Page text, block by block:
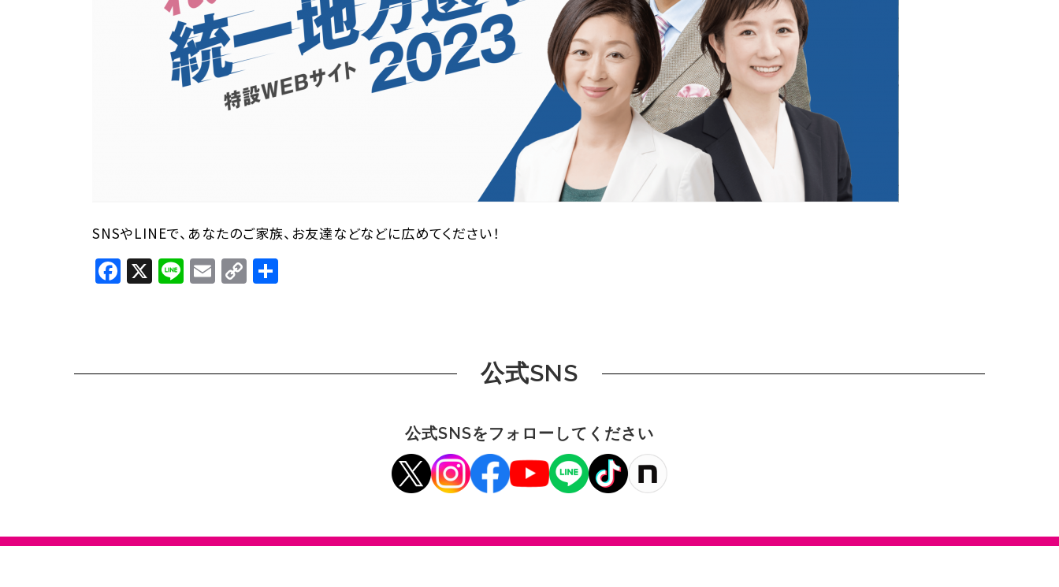
SNSやLINEで、あなたのご家族、お友達などなどに広めてください！
Facebook
X LineEmail
Copy
公式SNS
公式SNSをフォローしてください